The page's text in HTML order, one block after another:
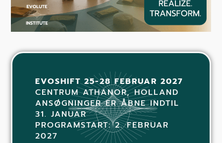
EVOSHIFT 25-28 FEBRUAR 2027
CENTRUM ATHANOR, HOLLAND
ANSØGNINGER ER ÅBNE INDTIL
31. JANUAR
PROGRAMSTART: 2. FEBRUAR
2027